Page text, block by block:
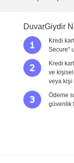
DuvarGiydir
Kredi
Secure"
Kredi
ve
veya kişi
Ödeme
güvenlik